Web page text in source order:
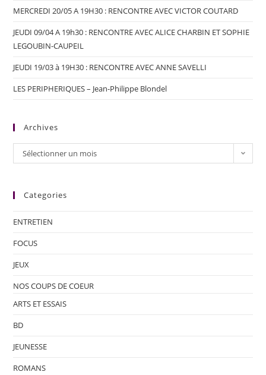
MERCREDI 20/05 A 19H30 : RENCONTRE AVEC VICTOR COUTARD
JEUDI 09/04 A 19h30 : RENCONTRE AVEC ALICE CHARBIN ET SOPHIE
LEGOUBIN-CAUPEIL
JEUDI 19/03 à 19H30 : RENCONTRE AVEC ANNE SAVELLI
LES PERIPHERIQUES – Jean-Philippe Blondel
Archives
Sélectionner un mois
Categories
ENTRETIEN
FOCUS
JEUX
NOS COUPS DE COEUR
ARTS ET ESSAIS
BD
JEUNESSE
ROMANS